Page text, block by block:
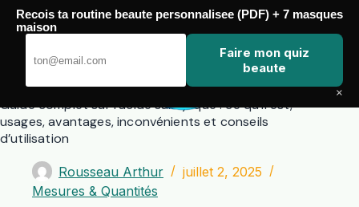
Passer
contenu
Guide complet sur l’acide salicylique : ce qu’il est,
usages, avantages, inconvénients et conseils
d’utilisation
Rousseau Arthur
juillet 2, 2025
Mesures & Quantités
Recois ta routine beaute personnalisee (PDF) + 7 masques
maison
Faire mon quiz
beaute
×